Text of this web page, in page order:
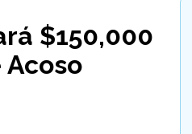
$150,000